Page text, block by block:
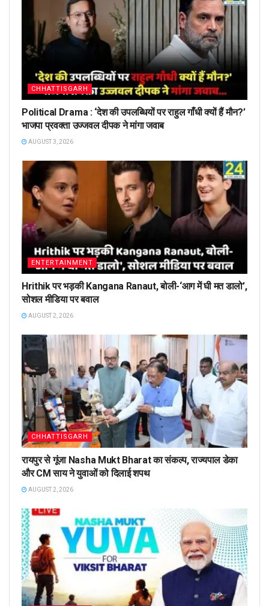
CHHATTISGARH
Political Drama : ‘देश की उपलब्धियों पर राहुल गाँधी क्यों हैं मौन?’
भाजपा प्रवक्ता उज्जवल दीपक ने मांगा जवाब
AUGUST 3, 2026
ENTERTAINMENT
Hrithik पर भड़की Kangana Ranaut, बोली-‘आग में घी मत डालो’,
सोशल मीडिया पर बवाल
AUGUST 2, 2026
CHHATTISGARH
रायपुर से गूंजा Nasha Mukt Bharat का संकल्प, राज्यपाल डेका
और CM साय ने युवाओं को दिलाई शपथ
AUGUST 2, 2026